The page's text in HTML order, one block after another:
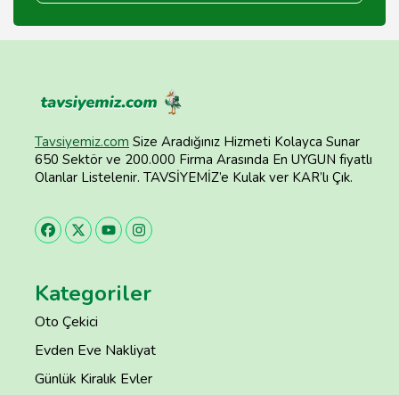
Tavsiyemiz.com Size Aradığınız Hizmeti Kolayca Sunar
650 Sektör ve 200.000 Firma Arasında En UYGUN fiyatlı
Olanlar Listelenir. TAVSİYEMİZ’e Kulak ver KAR’lı Çık.
Kategoriler
Oto Çekici
Evden Eve Nakliyat
Günlük Kiralık Evler